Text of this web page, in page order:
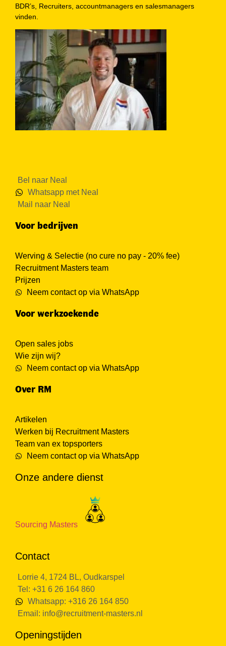
BDR’s, Recruiters, accountmanagers en salesmanagers
vinden.
Bel naar Neal
Whatsapp met Neal
Mail naar Neal
Voor bedrijven
Werving & Selectie (no cure no pay - 20% fee)
Recruitment Masters team
Prijzen
Neem contact op via WhatsApp
Voor werkzoekende
Open sales jobs
Wie zijn wij?
Neem contact op via WhatsApp
Over RM
Artikelen
Werken bij Recruitment Masters
Team van ex topsporters
Neem contact op via WhatsApp
Onze andere dienst
Sourcing Masters
Contact
Lorrie 4, 1724 BL, Oudkarspel
Tel: +31 6 26 164 860
Whatsapp: +316 26 164 850
Email: info@recruitment-masters.nl
Openingstijden